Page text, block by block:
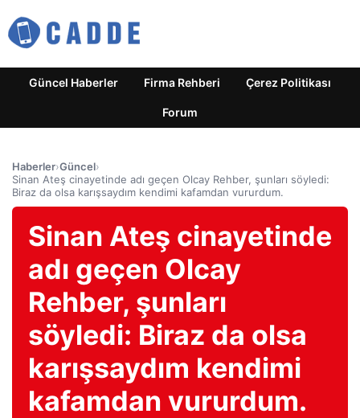
Güncel Haberler Firma Rehberi Çerez Politikası
Forum
Haberler›Güncel›
Sinan Ateş cinayetinde adı geçen Olcay Rehber, şunları söyledi:
Biraz da olsa karışsaydım kendimi kafamdan vururdum.
Sinan Ateş cinayetinde
adı geçen Olcay
Rehber, şunları
söyledi: Biraz da olsa
karışsaydım kendimi
kafamdan vururdum.